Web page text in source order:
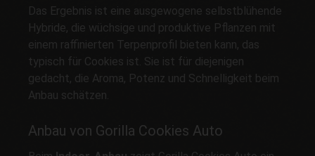
Das Ergebnis ist eine ausgewogene selbstblühende
Hybride, die wüchsige und produktive Pflanzen mit
einem raffinierten Terpenprofil bieten kann, das
typisch für Cookies ist. Sie ist für diejenigen
gedacht, die Aroma, Potenz und Schnelligkeit beim
Anbau schätzen.
Anbau von Gorilla Cookies Auto